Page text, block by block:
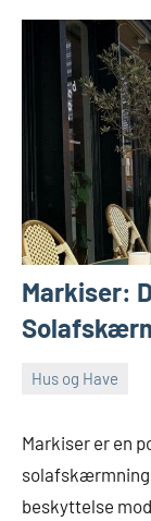
Markiser:
Hus og Have
2024
Markiser er en
beskyttelse